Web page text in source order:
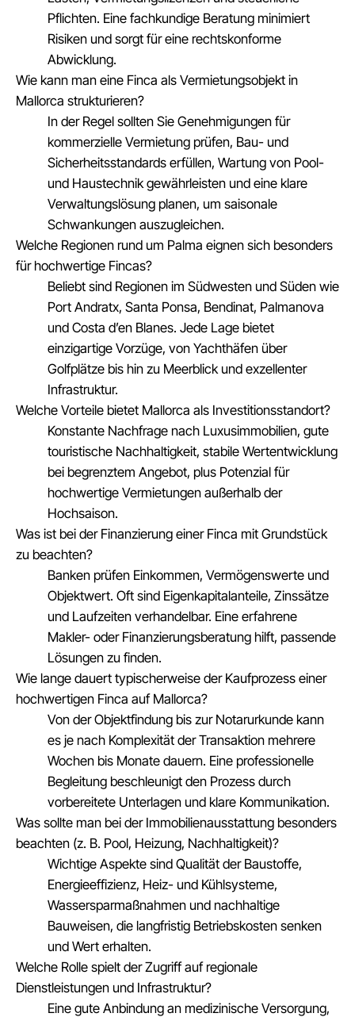
Pflichten. Eine fachkundige Beratung minimiert
Risiken und sorgt für eine rechtskonforme
Abwicklung.
Wie kann man eine Finca als Vermietungsobjekt in
Mallorca strukturieren?
In der Regel sollten Sie Genehmigungen für
kommerzielle Vermietung prüfen, Bau- und
Sicherheitsstandards erfüllen, Wartung von Pool-
und Haustechnik gewährleisten und eine klare
Verwaltungslösung planen, um saisonale
Schwankungen auszugleichen.
Welche Regionen rund um Palma eignen sich besonders
für hochwertige Fincas?
Beliebt sind Regionen im Südwesten und Süden wie
Port Andratx, Santa Ponsa, Bendinat, Palmanova
und Costa d’en Blanes. Jede Lage bietet
einzigartige Vorzüge, von Yachthäfen über
Golfplätze bis hin zu Meerblick und exzellenter
Infrastruktur.
Welche Vorteile bietet Mallorca als Investitionsstandort?
Konstante Nachfrage nach Luxusimmobilien, gute
touristische Nachhaltigkeit, stabile Wertentwicklung
bei begrenztem Angebot, plus Potenzial für
hochwertige Vermietungen außerhalb der
Hochsaison.
Was ist bei der Finanzierung einer Finca mit Grundstück
zu beachten?
Banken prüfen Einkommen, Vermögenswerte und
Objektwert. Oft sind Eigenkapitalanteile, Zinssätze
und Laufzeiten verhandelbar. Eine erfahrene
Makler- oder Finanzierungsberatung hilft, passende
Lösungen zu finden.
Wie lange dauert typischerweise der Kaufprozess einer
hochwertigen Finca auf Mallorca?
Von der Objektfindung bis zur Notarurkunde kann
es je nach Komplexität der Transaktion mehrere
Wochen bis Monate dauern. Eine professionelle
Begleitung beschleunigt den Prozess durch
vorbereitete Unterlagen und klare Kommunikation.
Was sollte man bei der Immobilienausstattung besonders
beachten (z. B. Pool, Heizung, Nachhaltigkeit)?
Wichtige Aspekte sind Qualität der Baustoffe,
Energieeffizienz, Heiz- und Kühlsysteme,
Wassersparmaßnahmen und nachhaltige
Bauweisen, die langfristig Betriebskosten senken
und Wert erhalten.
Welche Rolle spielt der Zugriff auf regionale
Dienstleistungen und Infrastruktur?
Eine gute Anbindung an medizinische Versorgung,